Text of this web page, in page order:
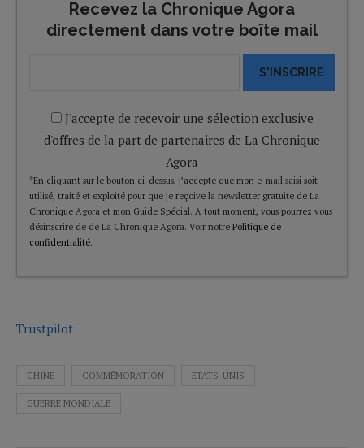
Recevez la Chronique Agora
directement dans votre boîte mail
S'INSCRIRE
J'accepte de recevoir une sélection exclusive
d'offres de la part de partenaires de La Chronique
Agora
*En cliquant sur le bouton ci-dessus, j’accepte que mon e-mail saisi soit
utilisé, traité et exploité pour que je reçoive la newsletter gratuite de La
Chronique Agora et mon Guide Spécial. A tout moment, vous pourrez vous
désinscrire de de La Chronique Agora. Voir notre Politique de
confidentialité.
Trustpilot
CHINE COMMÉMORATION ETATS-UNIS
GUERRE MONDIALE